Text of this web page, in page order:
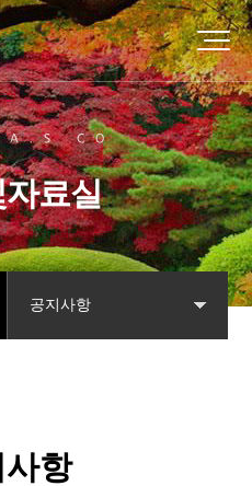
A.S CO
료실
공지사항
자료실
항